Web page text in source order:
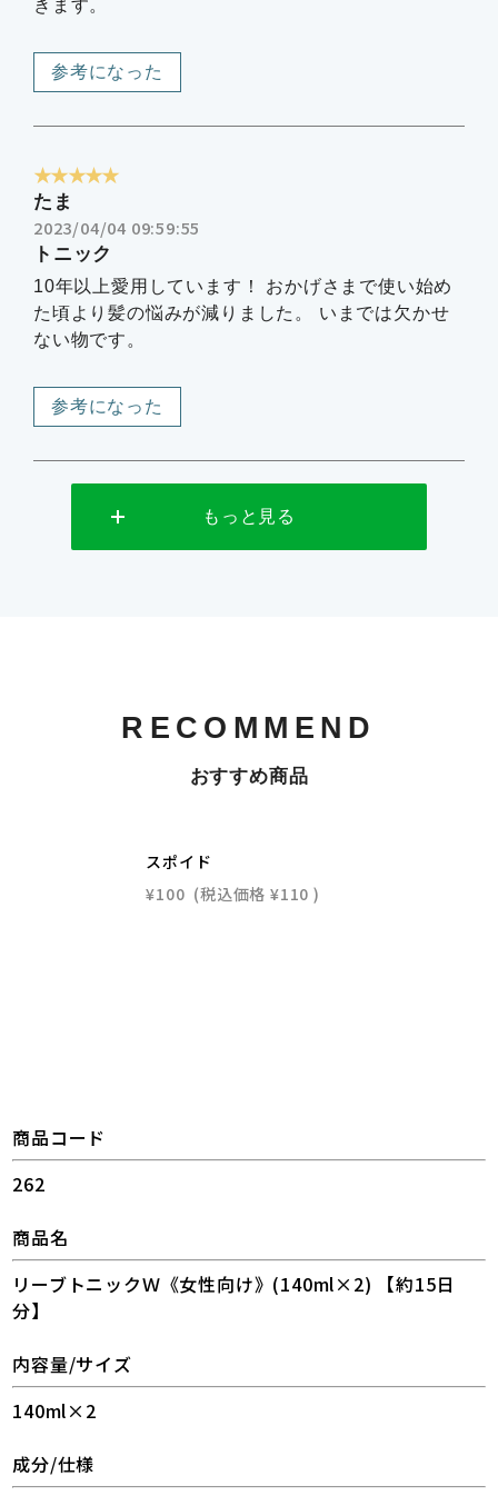
きます。
参考になった
★★★★★
たま
2023/04/04 09:59:55
トニック
10年以上愛用しています！ おかげさまで使い始め
た頃より髪の悩みが減りました。 いまでは欠かせ
ない物です。
参考になった
もっと見る
RECOMMEND
おすすめ商品
スポイド
¥100 (税込価格 ¥110 )
商品コード
262
商品名
リーブトニックＷ《女性向け》(140ml×2) 【約15日
分】
内容量/サイズ
140ml×2
成分/仕様